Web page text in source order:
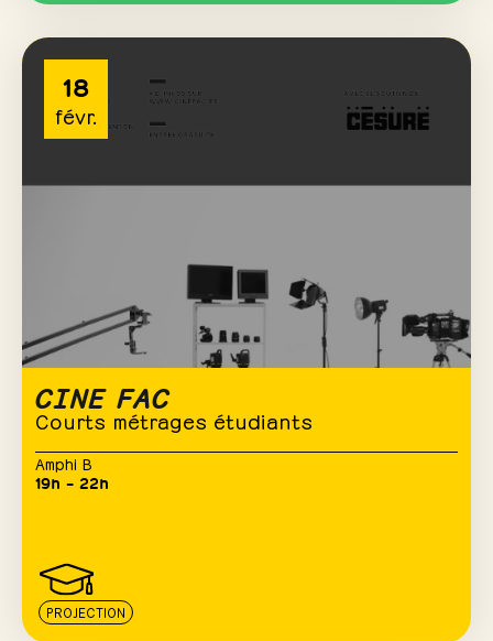
18
févr.
CINE FAC
Courts métrages étudiants
Amphi B
19h – 22h
PROJECTION